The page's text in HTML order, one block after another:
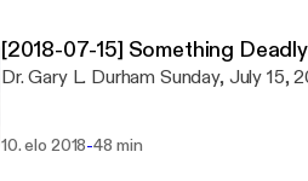
[2018-07-15] Something Deadly
Dr. Gary L. Durham Sunday, July 15,
10. elo 2018-48 min